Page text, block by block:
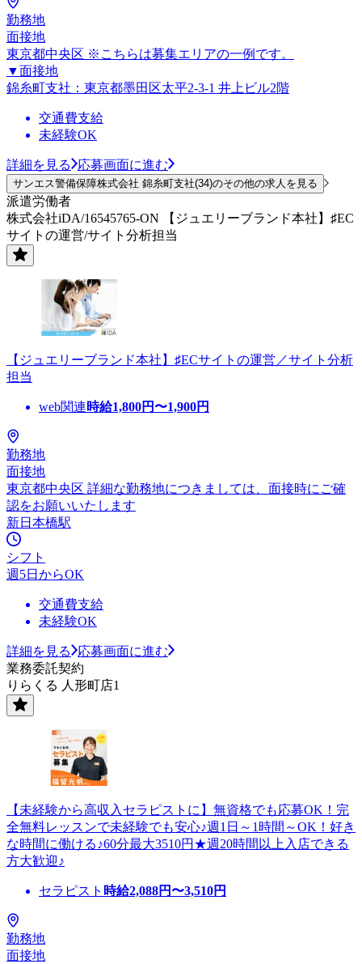
勤務地
面接地
東京都中央区 ※こちらは募集エリアの一例です。
▼面接地
錦糸町支社：東京都墨田区太平2-3-1 井上ビル2階
交通費支給
未経験OK
詳細を見る 応募画面に進む
サンエス警備保障株式会社 錦糸町支社(34)のその他の求人を見る
派遣労働者
株式会社iDA/16545765-ON 【ジュエリーブランド本社】♯EC
サイトの運営/サイト分析担当
【ジュエリーブランド本社】♯ECサイトの運営／サイト分析
担当
web関連時給1,800円〜1,900円
勤務地
面接地
東京都中央区 詳細な勤務地につきましては、面接時にご確
認をお願いいたします
新日本橋駅
シフト
週5日からOK
交通費支給
未経験OK
詳細を見る
応募画面に進む
業務委託契約
りらくる 人形町店1
【未経験から高収入セラピストに】無資格でも応募OK！完
全無料レッスンで未経験でも安心♪週1日～1時間～OK！好き
な時間に働ける♪60分最大3510円★週20時間以上入店できる
方大歓迎♪
セラピスト 時給2,088円〜3,510円
勤務地
面接地